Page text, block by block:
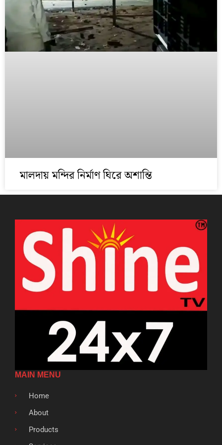
মালদায় মন্দির নির্মাণ ঘিরে অশান্তি
MAIN MENU
Home
About
Products